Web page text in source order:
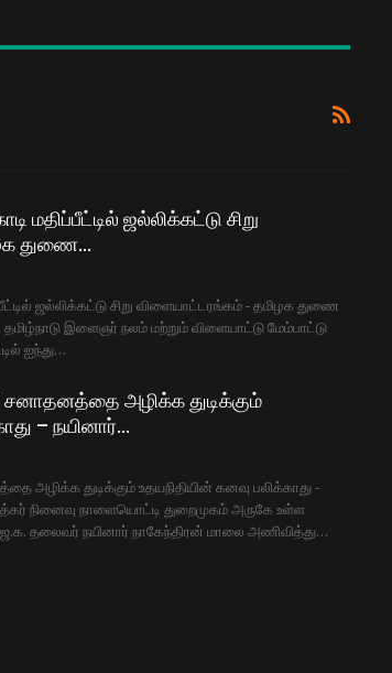
மதிப்பீட்டில் ஜல்லிக்கட்டு சிறு
துணை…
ஜல்லிக்கட்டு சிறு விளையாட்டரங்கம் - தமிழக துணை
தமிழ்நாடு இளைஞர் நலம் மற்றும் விளையாட்டு மேம்பாட்டு
ஐந்து…
சனாதனத்தை அழிக்க துடிக்கும்
– நயினார்…
அழிக்க துடிக்கும் உதயநிதியின் கனவு பலிக்காது -
நினைவு நாளையொட்டி துறைமுகம் அருகே உள்ள
தலைவர் நயினார் நாகேந்திரன் மாலை அணிவித்து…